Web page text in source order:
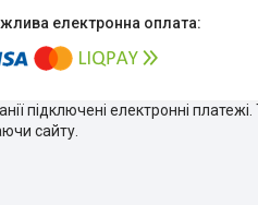
підключені електронні
сайту.